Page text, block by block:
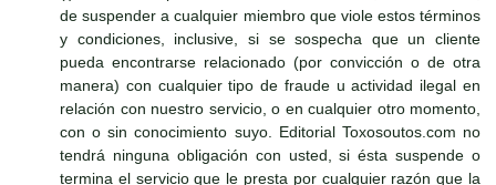
de suspender a cualquier miembro que viole estos términos
y condiciones, inclusive, si se sospecha que un cliente
pueda encontrarse relacionado (por convicción o de otra
manera) con cualquier tipo de fraude u actividad ilegal en
relación con nuestro servicio, o en cualquier otro momento,
con o sin conocimiento suyo. Editorial Toxosoutos.com no
tendrá ninguna obligación con usted, si ésta suspende o
termina el servicio que le presta por cualquier razón que la